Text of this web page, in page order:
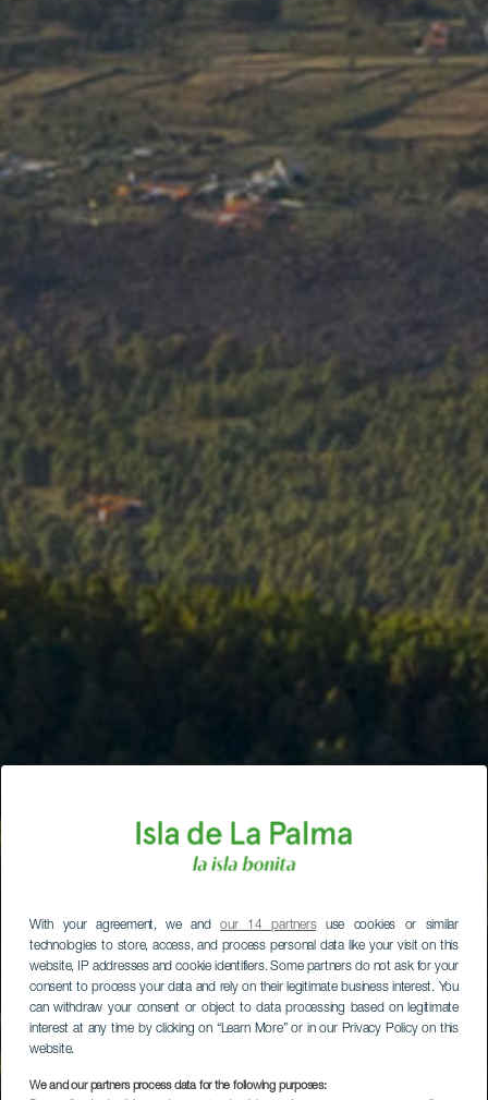
With your agreement, we andour 14 partnersuse cookies or similar
technologies to store, access, and process personal data like your visit on this
website, IP addresses and cookie identifiers. Some partners do not ask for your
consent to process your data and rely on their legitimate business interest. You
can withdraw your consent or object to data processing based on legitimate
interest at any time by clicking on “Learn More” or in our Privacy Policy on this
website.
We and our partners process data for the following purposes: